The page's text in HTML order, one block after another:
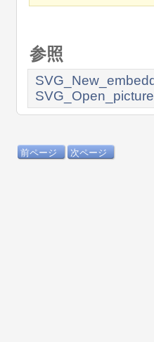
参照
SVG_Open_picture
前ページ 次ページ